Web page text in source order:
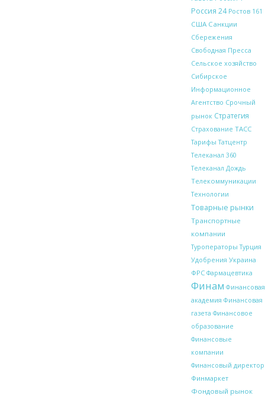
Россия 24 Ростов 161
США Санкции
Сбережения
Свободная Пресса
Сельское хозяйство
Сибирское
Информационное
Агентство Срочный
рынок Стратегия
Страхование ТАСС
Тарифы Татцентр
Телеканал 360
Телеканал Дождь
Телекоммуникации
Технологии
Товарные рынки
Транспортные
компании
Туроператоры Турция
Удобрения Украина
ФРС Фармацевтика
Финам Финансовая
академия Финансовая
газета Финансовое
образование
Финансовые
компании
Финансовый директор
Финмаркет
Фондовый рынок